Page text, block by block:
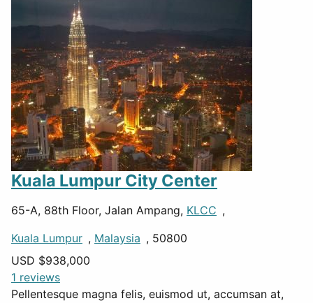
Kuala Lumpur City Center
65-A, 88th Floor, Jalan Ampang, KLCC ,
Kuala Lumpur , Malaysia , 50800
USD $938,000
1 reviews
Pellentesque magna felis, euismod ut, accumsan at,